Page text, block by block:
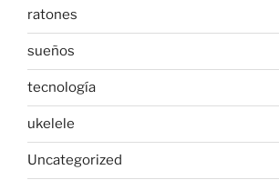
ratones
sueños
tecnología
ukelele
Uncategorized